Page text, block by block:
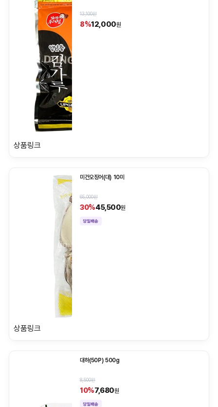
13,100원
8%12,000원
상품링크
미건오징어(대) 10미
65,000원
30%45,500원
상품링크
대하(50P) 500g
8,500원
10%7,680원